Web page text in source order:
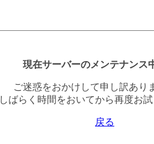
現在サーバーのメンテナンス
ご迷惑をおかけして申し訳あり
しばらく時間をおいてから再度お試
戻る